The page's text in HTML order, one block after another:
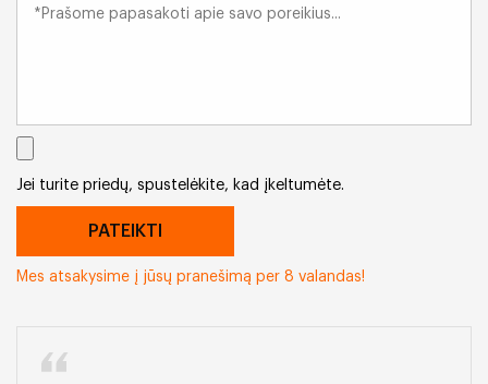
Jei turite priedų, spustelėkite, kad įkeltumėte.
Mes atsakysime į jūsų pranešimą per 8 valandas!